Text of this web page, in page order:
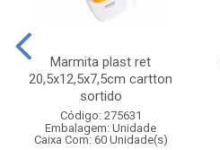
Marmita plast ret
20,5x12,5x7,5cm cartton
sortido
Código: 275631
Embalagem: Unidade
Caixa Com: 60 Unidade(s)